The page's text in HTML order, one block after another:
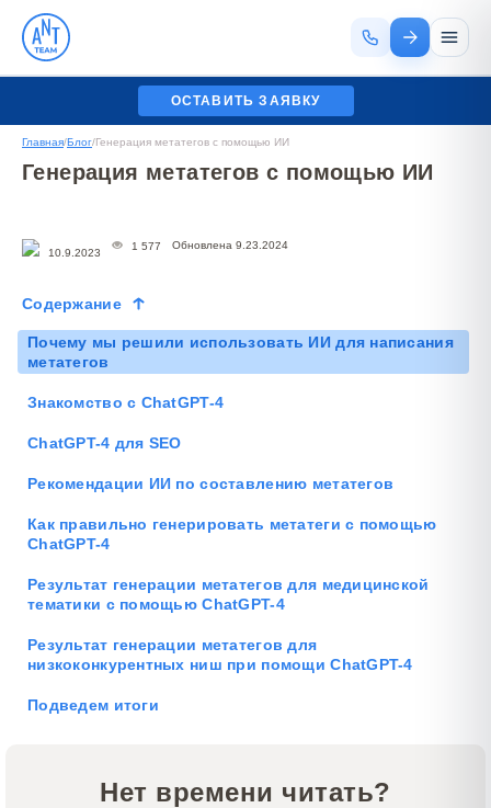
ОСТАВИТЬ ЗАЯВКУ
Главная/Блог/Генерация метатегов с помощью ИИ
Генерация метатегов с помощью ИИ
10.9.2023
1 577 Обновлена 9.23.2024
Содержание
Почему мы решили использовать ИИ для написания
метатегов
Знакомство с ChatGPT-4
ChatGPT-4 для SEO
Рекомендации ИИ по составлению метатегов
Как правильно генерировать метатеги с помощью
ChatGPT-4
Результат генерации метатегов для медицинской
тематики с помощью ChatGPT-4
Результат генерации метатегов для
низкоконкурентных ниш при помощи ChatGPT-4
Подведем итоги
Нет времени читать?